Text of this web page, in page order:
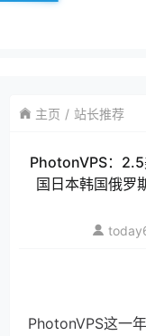
主页 站长推荐
PhotonVPS：
国日本韩国俄罗
PhotonVPS这一